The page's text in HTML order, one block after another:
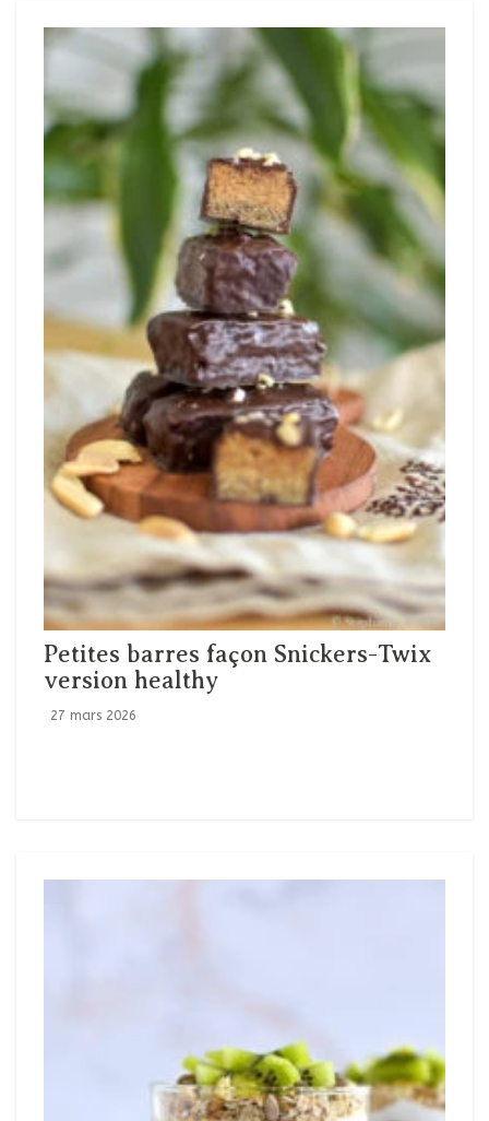
Petites barres façon Snickers-Twix
version healthy
27 mars 2026